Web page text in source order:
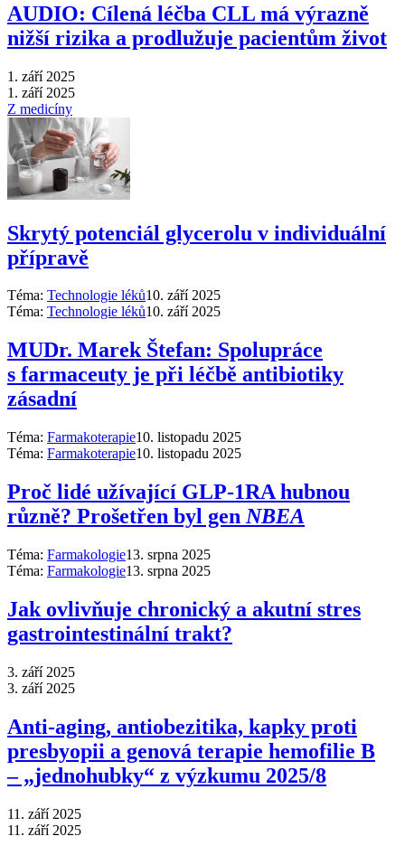
AUDIO: Cílená léčba CLL má výrazně
nižší rizika a prodlužuje pacientům život
1. září 2025
1. září 2025
Z medicíny
Skrytý potenciál glycerolu v individuální
přípravě
Téma: Technologie léků10. září 2025
Téma: Technologie léků10. září 2025
MUDr. Marek Štefan: Spolupráce
s farmaceuty je při léčbě antibiotiky
zásadní
Téma: Farmakoterapie10. listopadu 2025
Téma: Farmakoterapie10. listopadu 2025
Proč lidé užívající GLP-1RA hubnou
různě? Prošetřen byl gen NBEA
Téma: Farmakologie13. srpna 2025
Téma: Farmakologie13. srpna 2025
Jak ovlivňuje chronický a akutní stres
gastrointestinální trakt?
3. září 2025
3. září 2025
Anti‑aging, antiobezitika, kapky proti
presbyopii a genová terapie hemofilie B
–⁠ „jednohubky“ z výzkumu 2025/8
11. září 2025
11. září 2025